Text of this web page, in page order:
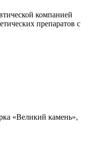
компанией
препаратов с
«Великий камень»,